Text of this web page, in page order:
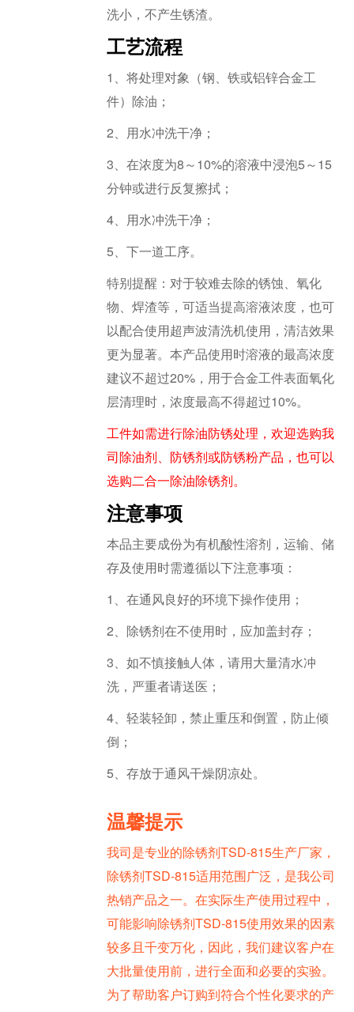
洗小，不产生锈渣。
工艺流程
1、将处理对象（钢、铁或铝锌合金工
件）除油；
2、用水冲洗干净；
3、在浓度为8～10%的溶液中浸泡5～15
分钟或进行反复擦拭；
4、用水冲洗干净；
5、下一道工序。
特别提醒：对于较难去除的锈蚀、氧化
物、焊渣等，可适当提高溶液浓度，也可
以配合使用超声波清洗机使用，清洁效果
更为显著。本产品使用时溶液的最高浓度
建议不超过20%，用于合金工件表面氧化
层清理时，浓度最高不得超过10%。
工件如需进行除油防锈处理，欢迎选购我
司除油剂、防锈剂或防锈粉产品，也可以
选购二合一除油除锈剂。
注意事项
本品主要成份为有机酸性溶剂，运输、储
存及使用时需遵循以下注意事项：
1、在通风良好的环境下操作使用；
2、除锈剂在不使用时，应加盖封存；
3、如不慎接触人体，请用大量清水冲
洗，严重者请送医；
4、轻装轻卸，禁止重压和倒置，防止倾
倒；
5、存放于通风干燥阴凉处。
温馨提示
我司是专业的除锈剂TSD-815生产厂家，
除锈剂TSD-815适用范围广泛，是我公司
热销产品之一。在实际生产使用过程中，
可能影响除锈剂TSD-815使用效果的因素
较多且千变万化，因此，我们建议客户在
大批量使用前，进行全面和必要的实验。
为了帮助客户订购到符合个性化要求的产